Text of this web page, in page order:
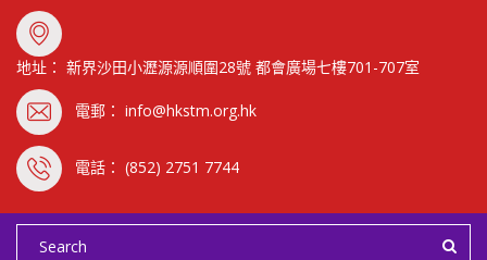
地址： 新界沙田小瀝源源順圍28號 都會廣場七樓701-707室
電郵： info@hkstm.org.hk
電話： (852) 2751 7744